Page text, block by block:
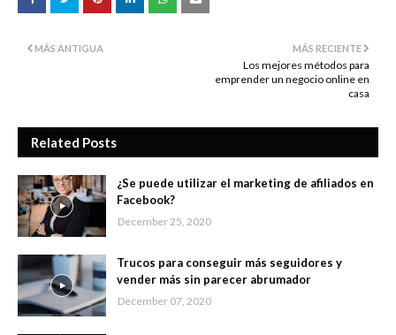
MÁS RECIENTE
Los mejores métodos para
emprender un negocio online en
casa
MÁS ANTIGUA
Related Posts
¿Se puede utilizar el marketing de afiliados en
Facebook?
December 25, 2020
Trucos para conseguir más seguidores y
vender más sin parecer abrumador
December 07, 2020